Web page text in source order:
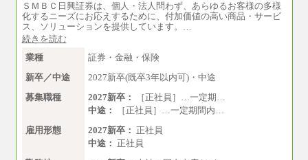
ＳＭＢＣ日興証券は、個人・法人問わず、あらゆるお客様の多様
化するニーズにお応えするために、付加価値の高い商品・サービ
ス、ソリューションを提供しています。…
続きを読む
業種
証券・金融・保険
新卒／中途
2027新卒(既卒3年以内可)・中途
募集職種
2027新卒：
［正社員］…一定期…
中途：
［正社員］…一定期間内…
雇用形態
2027新卒： 正社員
中途： 正社員